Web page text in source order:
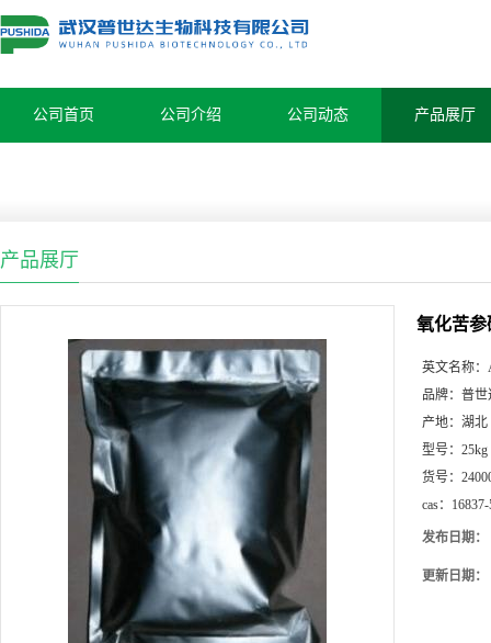
公司首页 公司介绍 公司动态 产品展厅
产品展厅
氧化苦参
英文名称：
品牌： 普世
产地： 湖北
型号： 25kg
货号：
cas：
发布日期：
更新日期：